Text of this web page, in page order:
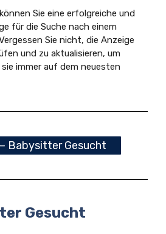
Sie eine erfolgreiche und
für die Suche nach einem
Sie nicht, die Anzeige
und zu aktualisieren, um
immer auf dem neuesten
Babysitter Gesucht
Gesucht